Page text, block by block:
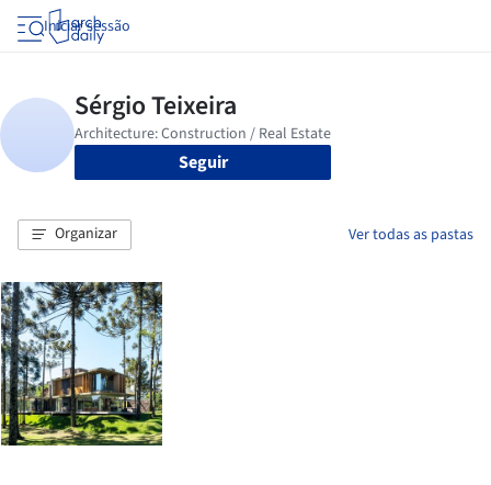
Iniciar sessão
Seguir
Organizar Ver todas as pastas